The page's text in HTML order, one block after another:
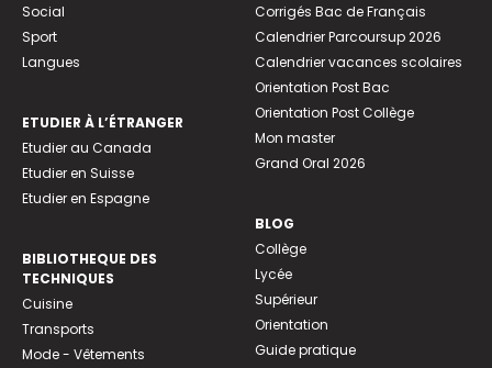
Social
Sport
Langues
ETUDIER À L’ÉTRANGER
Etudier au Canada
Etudier en Suisse
Etudier en Espagne
BIBLIOTHEQUE DES
TECHNIQUES
Cuisine
Transports
Mode - Vêtements
Corrigés Bac de Français
Calendrier Parcoursup 2026
Calendrier vacances scolaires
Orientation Post Bac
Orientation Post Collège
Mon master
Grand Oral 2026
BLOG
Collège
Lycée
Supérieur
Orientation
Guide pratique